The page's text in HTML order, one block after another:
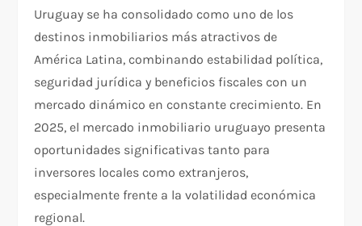
Uruguay se ha consolidado como uno de los
destinos inmobiliarios más atractivos de
América Latina, combinando estabilidad política,
seguridad jurídica y beneficios fiscales con un
mercado dinámico en constante crecimiento. En
2025, el mercado inmobiliario uruguayo presenta
oportunidades significativas tanto para
inversores locales como extranjeros,
especialmente frente a la volatilidad económica
regional.